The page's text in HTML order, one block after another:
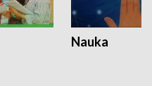
Nauka